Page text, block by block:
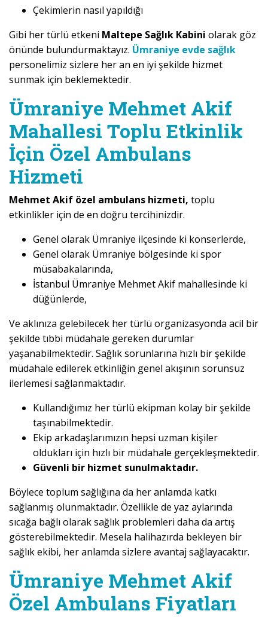
Çekimlerin nasıl yapıldığı
Gibi her türlü etkeni Maltepe Sağlık Kabini olarak göz
önünde bulundurmaktayız. Ümraniye evde sağlık
personelimiz sizlere her an en iyi şekilde hizmet
sunmak için beklemektedir.
Ümraniye Mehmet Akif
Mahallesi Toplu Etkinlik
İçin Özel Ambulans
Hizmeti
Mehmet Akif özel ambulans hizmeti, toplu
etkinlikler için de en doğru tercihinizdir.
Genel olarak Ümraniye ilçesinde ki konserlerde,
Genel olarak Ümraniye bölgesinde ki spor
müsabakalarında,
İstanbul Ümraniye Mehmet Akif mahallesinde ki
düğünlerde,
Ve aklınıza gelebilecek her türlü organizasyonda acil bir
şekilde tıbbi müdahale gereken durumlar
yaşanabilmektedir. Sağlık sorunlarına hızlı bir şekilde
müdahale edilerek etkinliğin genel akışının sorunsuz
ilerlemesi sağlanmaktadır.
Kullandığımız her türlü ekipman kolay bir şekilde
taşınabilmektedir.
Ekip arkadaşlarımızın hepsi uzman kişiler
oldukları için hızlı bir müdahale gerçekleşmektedir.
Güvenli bir hizmet sunulmaktadır.
Böylece toplum sağlığına da her anlamda katkı
sağlanmış olunmaktadır. Özellikle de yaz aylarında
sıcağa bağlı olarak sağlık problemleri daha da artış
gösterebilmektedir. Mesela halihazırda bekleyen bir
sağlık ekibi, her anlamda sizlere avantaj sağlayacaktır.
Ümraniye Mehmet Akif
Özel Ambulans Fiyatları